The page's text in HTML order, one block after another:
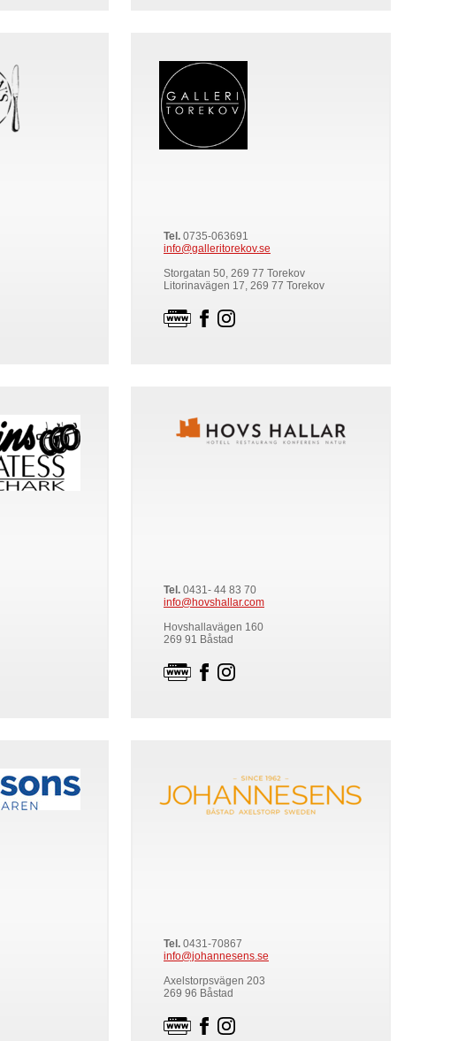
Tel. 0735-063691
info@galleritorekov.se
Storgatan 50, 269 77 Torekov
Litorinavägen 17, 269 77 Torekov
Tel. 0431- 44 83 70
info@hovshallar.com
Hovshallavägen 160
269 91 Båstad
Tel. 0431-70867
info@johannesens.se
Axelstorpsvägen 203
269 96 Båstad